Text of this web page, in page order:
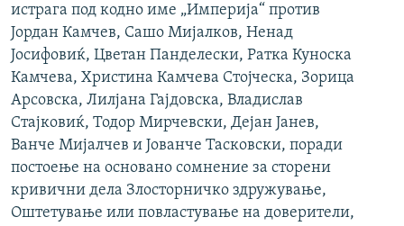
истрага под кодно име „Империја“ против
Јордан Камчев, Сашо Мијалков, Ненад
Јосифовиќ, Цветан Панделески, Ратка Куноска
Камчева, Христина Камчева Стојческа, Зорица
Арсовска, Лилјана Гајдовска, Владислав
Стајковиќ, Тодор Мирчевски, Дејан Јанев,
Ванче Мијалчев и Јованче Тасковски, поради
постоење на основано сомнение за сторени
кривични дела Злосторничко здружување,
Оштетување или повластување на доверители,